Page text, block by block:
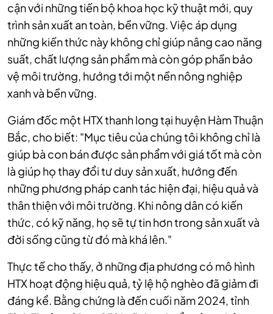
cận với những tiến bộ khoa học kỹ thuật mới, quy
trình sản xuất an toàn, bền vững. Việc áp dụng
những kiến thức này không chỉ giúp nâng cao năng
suất, chất lượng sản phẩm mà còn góp phần bảo
vệ môi trường, hướng tới một nền nông nghiệp
xanh và bền vững.
Giám đốc một HTX thanh long tại huyện Hàm Thuận
Bắc, cho biết: "Mục tiêu của chúng tôi không chỉ là
giúp bà con bán được sản phẩm với giá tốt mà còn
là giúp họ thay đổi tư duy sản xuất, hướng đến
những phương pháp canh tác hiện đại, hiệu quả và
thân thiện với môi trường. Khi nông dân có kiến
thức, có kỹ năng, họ sẽ tự tin hơn trong sản xuất và
đời sống cũng từ đó mà khá lên."
Thực tế cho thấy, ở những địa phương có mô hình
HTX hoạt động hiệu quả, tỷ lệ hộ nghèo đã giảm đi
đáng kể. Bằng chứng là đến cuối năm 2024, tỉnh